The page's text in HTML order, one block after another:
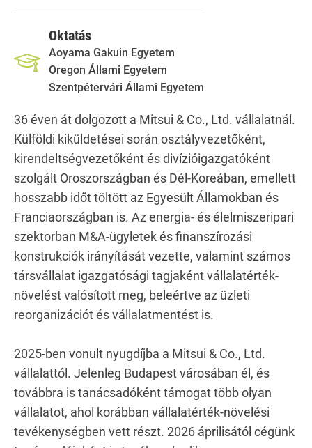
Oktatás
Aoyama Gakuin Egyetem
Oregon Állami Egyetem
Szentpétervári Állami Egyetem
36 éven át dolgozott a Mitsui & Co., Ltd. vállalatnál.
Külföldi kiküldetései során osztályvezetőként,
kirendeltségvezetőként és divízióigazgatóként
szolgált Oroszországban és Dél-Koreában, emellett
hosszabb időt töltött az Egyesült Államokban és
Franciaországban is. Az energia- és élelmiszeripari
szektorban M&A-ügyletek és finanszírozási
konstrukciók irányítását vezette, valamint számos
társvállalat igazgatósági tagjaként vállalatérték-
növelést valósított meg, beleértve az üzleti
reorganizációt és vállalatmentést is.
2025-ben vonult nyugdíjba a Mitsui & Co., Ltd.
vállalattól. Jelenleg Budapest városában él, és
továbbra is tanácsadóként támogat több olyan
vállalatot, ahol korábban vállalatérték-növelési
tevékenységben vett részt. 2026 áprilisától cégünk